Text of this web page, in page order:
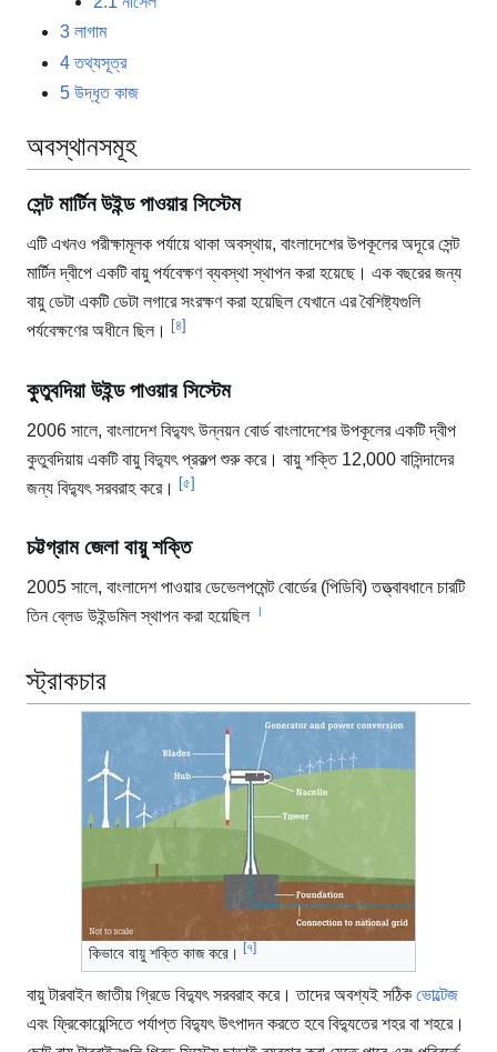
3 লাগাম
4 তথ্যসূত্র
5 উদ্ধৃত কাজ
অবস্থানসমূহ
সেন্ট মার্টিন উইন্ড পাওয়ার সিস্টেম
এটি এখনও পরীক্ষামূলক পর্যায়ে থাকা অবস্থায়, বাংলাদেশের উপকূলের অদূরে সেন্ট
মার্টিন দ্বীপে একটি বায়ু পর্যবেক্ষণ ব্যবস্থা স্থাপন করা হয়েছে। এক বছরের জন্য
বায়ু ডেটা একটি ডেটা লগারে সংরক্ষণ করা হয়েছিল যেখানে এর বৈশিষ্ট্যগুলি
পর্যবেক্ষণের অধীনে ছিল। [৪]
কুতুবদিয়া উইন্ড পাওয়ার সিস্টেম
2006 সালে, বাংলাদেশ বিদ্যুৎ উন্নয়ন বোর্ড বাংলাদেশের উপকূলের একটি দ্বীপ
কুতুবদিয়ায় একটি বায়ু বিদ্যুৎ প্রকল্প শুরু করে। বায়ু শক্তি 12,000 বাসিন্দাদের
জন্য বিদ্যুৎ সরবরাহ করে। [৫]
চট্টগ্রাম জেলা বায়ু শক্তি
2005 সালে, বাংলাদেশ পাওয়ার ডেভেলপমেন্ট বোর্ডের (পিডিবি) তত্ত্বাবধানে চারটি
তিন ব্লেড উইন্ডমিল স্থাপন করা হয়েছিল ।
স্ট্রাকচার
কিভাবে বায়ু শক্তি কাজ করে। [৭]
বায়ু টারবাইন জাতীয় গ্রিডে বিদ্যুৎ সরবরাহ করে। তাদের অবশ্যই সঠিক ভোল্টেজ
এবং ফ্রিকোয়েন্সিতে পর্যাপ্ত বিদ্যুৎ উৎপাদন করতে হবে বিদ্যুতের শহর বা শহরে।